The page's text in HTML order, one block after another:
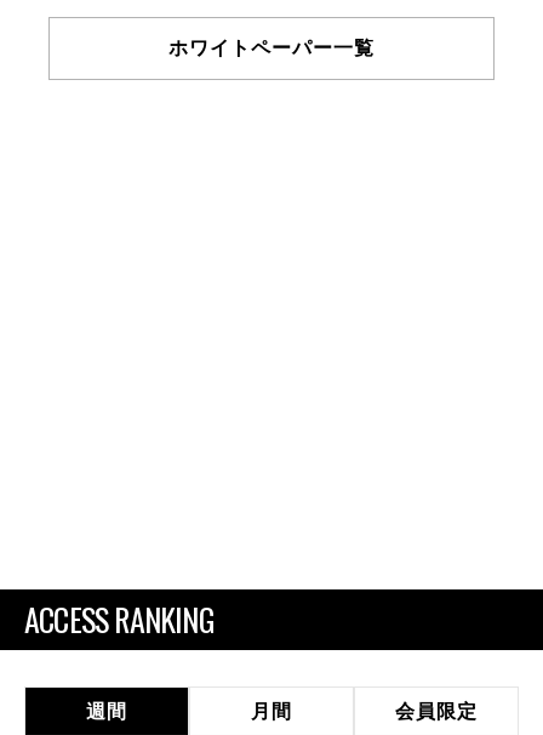
ホワイトペーパー一覧
ACCESS RANKING
週間 月間 会員限定